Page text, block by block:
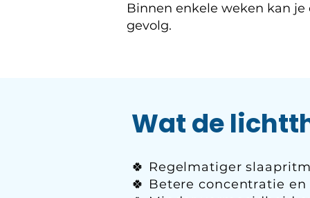
Binnen enkele weken kan
gevolg.
Wat de
🍀 Regelmatiger
🍀 Betere concentratie